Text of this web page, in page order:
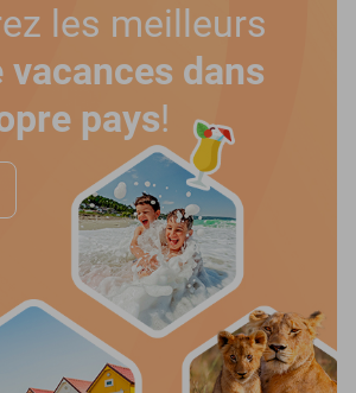
les meilleurs
vacances dans
pays!